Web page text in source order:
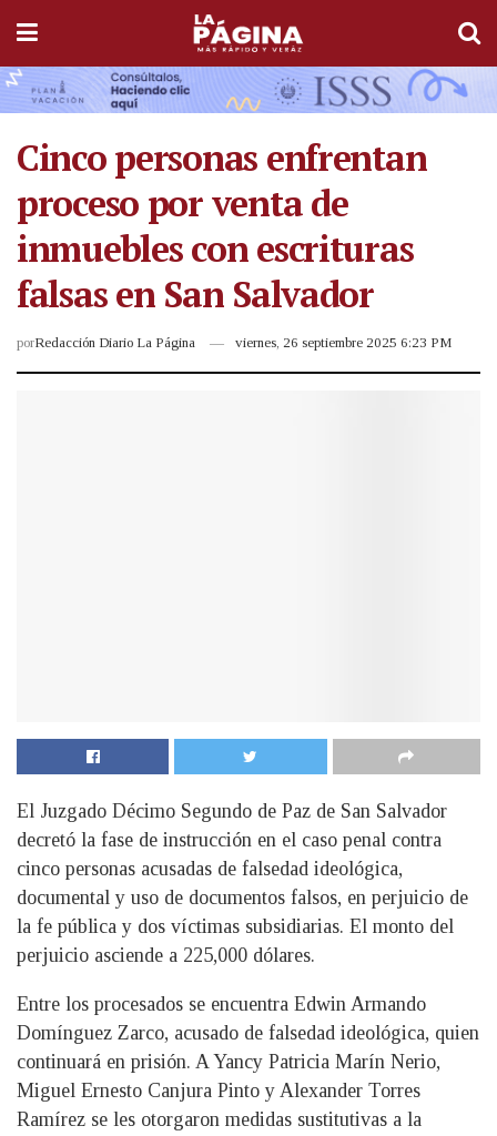
Cinco personas enfrentan
proceso por venta de
inmuebles con escrituras
falsas en San Salvador
porRedacción Diario La Página viernes, 26 septiembre 2025 6:23 PM
El Juzgado Décimo Segundo de Paz de San Salvador
decretó la fase de instrucción en el caso penal contra
cinco personas acusadas de falsedad ideológica,
documental y uso de documentos falsos, en perjuicio de
la fe pública y dos víctimas subsidiarias. El monto del
perjuicio asciende a 225,000 dólares.
Entre los procesados se encuentra Edwin Armando
Domínguez Zarco, acusado de falsedad ideológica, quien
continuará en prisión. A Yancy Patricia Marín Nerio,
Miguel Ernesto Canjura Pinto y Alexander Torres
Ramírez se les otorgaron medidas sustitutivas a la